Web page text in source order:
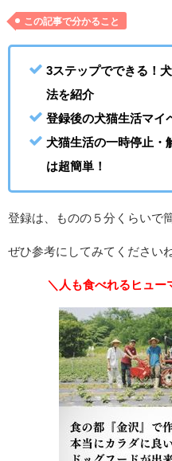
この記事で分かること
3ステップでできる！
法を紹介
登録後の犬猫生活マイ
犬猫生活の一時停止・
は超簡単！
登録は、ものの５分くらいで
ぜひ参考にしてみてくださいね
＼人も食べれるヒュー